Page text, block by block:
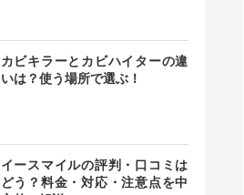
カビキラーとカビハイターの違
いは？使う場所で選ぶ！
イースマイルの評判・口コミは
どう？料金・対応・注意点を中